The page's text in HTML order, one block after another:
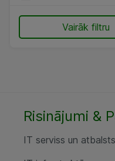
Vairāk filtru
Risinājumi &
IT serviss un atbalsts